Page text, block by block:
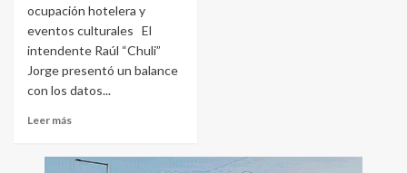
ocupación hotelera y
eventos culturales El
intendente Raúl “Chuli”
Jorge presentó un balance
con los datos...
Leer más